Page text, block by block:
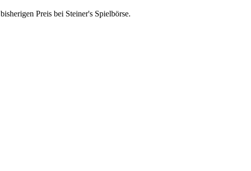
Preis bei Steiner's Spielbörse.